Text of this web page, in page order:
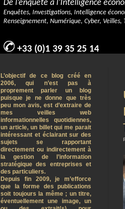
De l’enquête à l’Intelligence
Enquêtes, Investigations, Intelligence
Renseignement, Numérique, Cyber, Veilles,
+33 (0)1 39 35 25 14
L’objectif de ce blog créé en
2006, qui n’est pas à
proprement parler un blog
puisque je ne donne que très
peu mon avis, est d’extraire de
mes veilles web
informationnelles quotidiennes,
un article, un billet qui me parait
intéressant et éclairant sur des
sujets se rapportant
directement ou indirectement à
la gestion de l’information
stratégique des entreprises et
des particuliers.
Depuis fin 2009, je m’efforce
que la forme des publications
soit toujours la même ; un titre,
éventuellement une image, un